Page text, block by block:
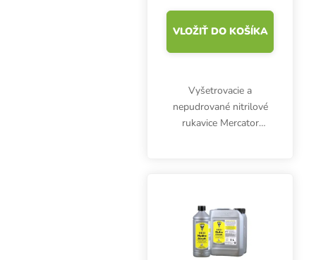
VLOŽIŤ DO KOŠÍKA
Vyšetrovacie a
nepudrované nitrilové
rukavice Mercator
osobné ochranné
prostriedky...